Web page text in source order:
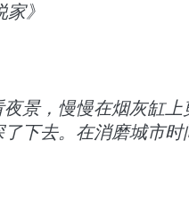
》
景，慢慢在烟灰缸
下去。在消磨城市时